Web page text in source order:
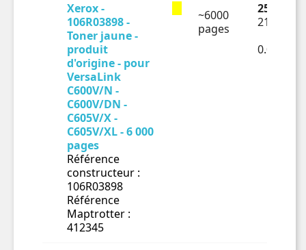
Xerox -
106R03898 -
Toner jaune -
produit
d'origine - pour
VersaLink
C600V/N -
C600V/DN -
C605V/X -
C605V/XL - 6 000
pages
Référence
constructeur :
106R03898
Référence
Maptrotter :
412345
~6000
pages
253.58 €
211.32 €